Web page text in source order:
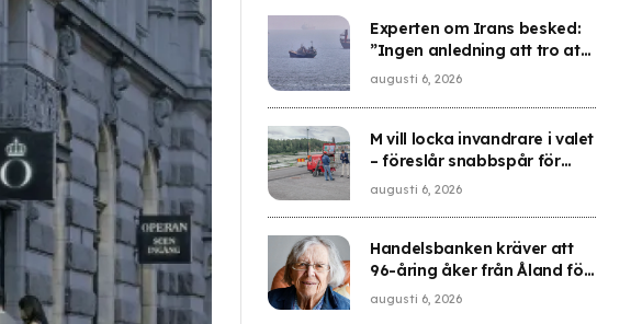
Experten om Irans besked:
”Ingen anledning att tro att
problemet är löst”
augusti 6, 2026
M vill locka invandrare i valet
– föreslår snabbspår för
medborgarskap
augusti 6, 2026
Handelsbanken kräver att
96-åring åker från Åland för
bank-id
augusti 6, 2026